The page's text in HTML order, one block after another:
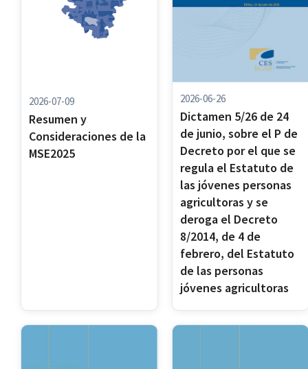
2005
(2)
(7)
(7)
(5)
2000
1999
(1)
1998
(6)
Aplicar Filtros
2026-07-09
Resumen y
Consideraciones de la
MSE2025
2026-06-26
Dictamen 5/26 de 24
de junio, sobre el P de
Decreto por el que se
regula el Estatuto de
las jóvenes personas
agricultoras y se
deroga el Decreto
8/2014, de 4 de
febrero, del Estatuto
de las personas
jóvenes agricultoras